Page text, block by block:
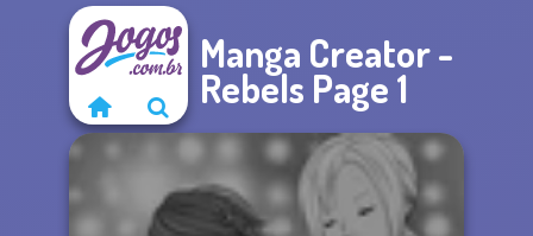
Manga Creator -
Rebels Page 1